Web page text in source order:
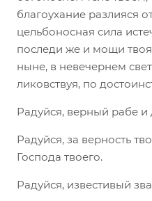
благоухание разлияся
цельбоносная сила
последи же и мощи
ныне, в невечернем
ликовствуя, по
Радуйся, верный рабе
Радуйся, за верность
Господа твоего.
Радуйся, известивый